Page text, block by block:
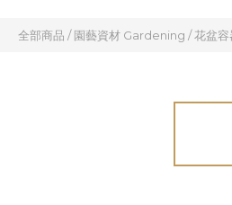
全部商品 /園藝資材 Gardening /花盆容